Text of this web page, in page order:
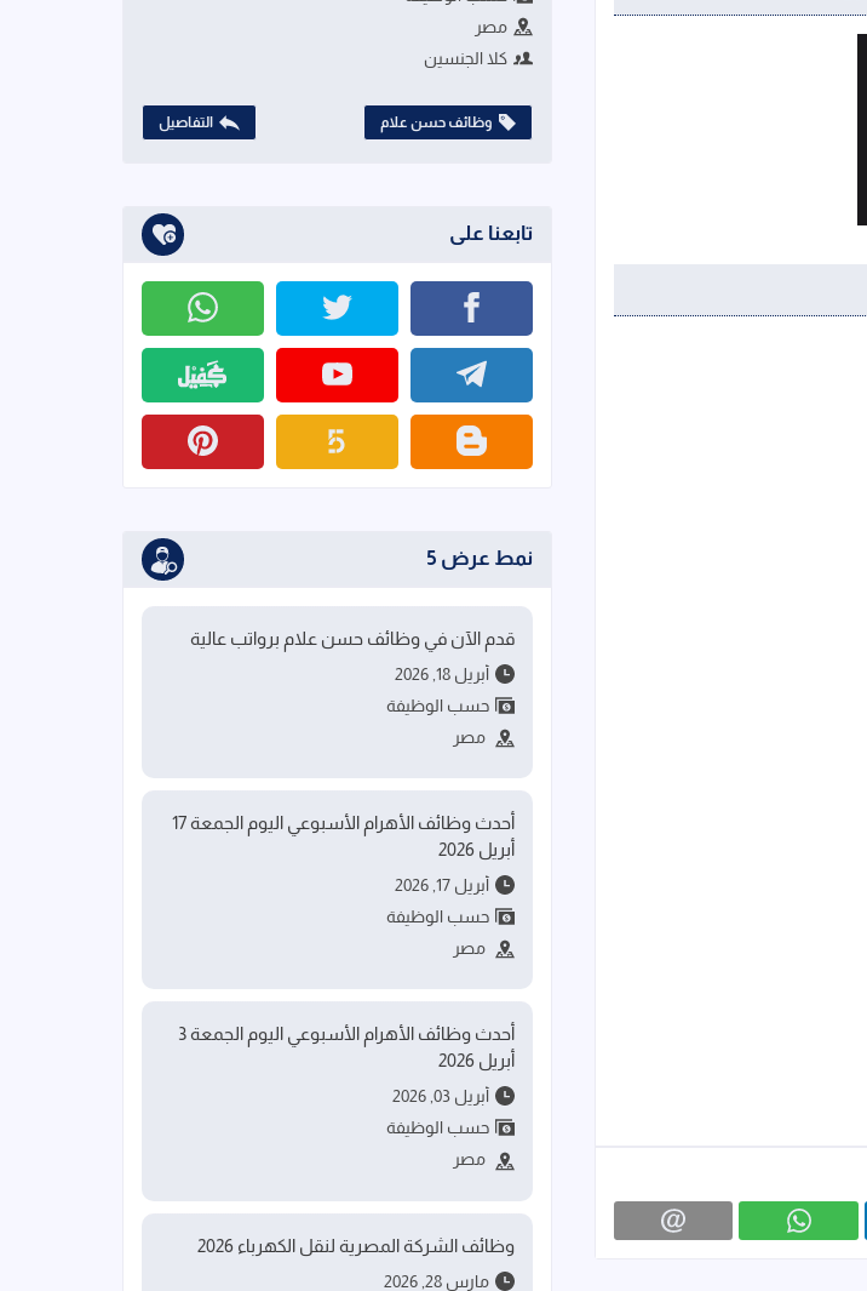
مصر
كلا الجنسين
وظائف حسن علام التفاصيل
تابعنا على
نمط عرض 5
قدم الآن في وظائف حسن علام برواتب عالية
أبريل 18, 2026
حسب الوظيفة
مصر
أحدث وظائف الأهرام الأسبوعي اليوم الجمعة 17
أبريل 2026
أبريل 17, 2026
حسب الوظيفة
مصر
أحدث وظائف الأهرام الأسبوعي اليوم الجمعة 3
أبريل 2026
أبريل 03, 2026
حسب الوظيفة
مصر
وظائف الشركة المصرية لنقل الكهرباء 2026
مارس 28, 2026